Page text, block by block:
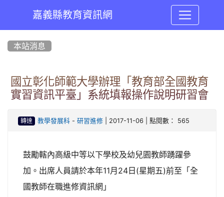
嘉義縣教育資訊網
本站消息
國立彰化師範大學辦理「教育部全國教育
實習資訊平臺」系統填報操作說明研習會
轉達 教學發展科- 研習進修| 2017-11-06 | 點閱數： 565
鼓勵轄內高級中等以下學校及幼兒園教師踴躍參
加。出席人員請於本年11月24日(星期五)前至「全
國教師在職進修資訊網」